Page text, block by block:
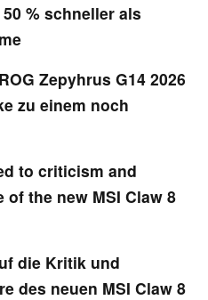
% schneller als
Zepyhrus G14 2026
zu einem noch
to criticism and
the new MSI Claw 8
die Kritik und
des neuen MSI Claw 8